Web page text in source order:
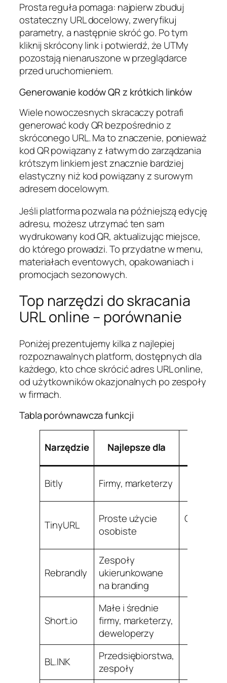
Prosta reguła pomaga: najpierw zbuduj
ostateczny URL docelowy, zweryfikuj
parametry, a następnie skróć go. Po tym
kliknij skrócony link i potwierdź, że UTMy
pozostają nienaruszone w przeglądarce
przed uruchomieniem.
Generowanie kodów QR z krótkich linków
Wiele nowoczesnych skracaczy potrafi
generować kody QR bezpośrednio z
skróconego URL. Ma to znaczenie, ponieważ
kod QR powiązany z łatwym do zarządzania
krótszym linkiem jest znacznie bardziej
elastyczny niż kod powiązany z surowym
adresem docelowym.
Jeśli platforma pozwala na późniejszą edycję
adresu, możesz utrzymać ten sam
wydrukowany kod QR, aktualizując miejsce,
do którego prowadzi. To przydatne w menu,
materiałach eventowych, opakowaniach i
promocjach sezonowych.
Top narzędzi do skracania
URL online – porównanie
Poniżej prezentujemy kilka z najlepiej
rozpoznawalnych platform, dostępnych dla
każdego, kto chce skrócić adres URL online,
od użytkowników okazjonalnych po zespoły
w firmach.
Tabla porównawcza funkcji
Narzędzie Najlepsze dla
Bitly Firmy, marketerzy
TinyURL
Proste użycie
osobiste
Rebrandly
Zespoły
ukierunkowane
na branding
Short.io
Małe i średnie
firmy, marketerzy,
deweloperzy
BL.INK
Przedsiębiorstwa,
zespoły